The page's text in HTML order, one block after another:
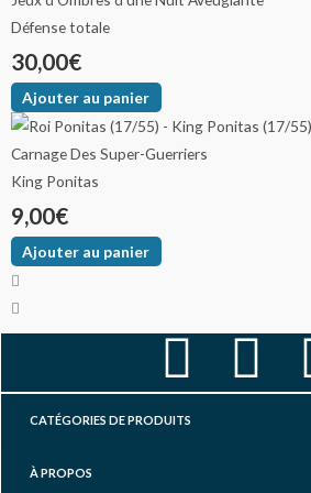
Défense totale
30,00€
Ajouter au panier
King Ponitas
9,00€
Ajouter au panier
F
a
I
CATÉGORIES DE PRODUITS
À PROPOS